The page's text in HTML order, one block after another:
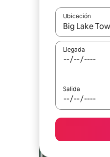
Ubicación
Cuando los
Llegada
Salida